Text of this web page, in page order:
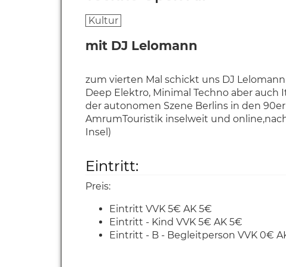
Kultur
mit DJ Lelomann
zum vierten Mal schickt uns DJ
Deep Elektro, Minimal Techno aber auch
der autonomen Szene Berlins in den
AmrumTouristik inselweit und
Insel)
Eintritt:
Preis:
Eintritt VVK 5€ AK 5€
Eintritt - Kind VVK 5€ AK 5€
Eintritt - B - Begleitperson VVK 0€